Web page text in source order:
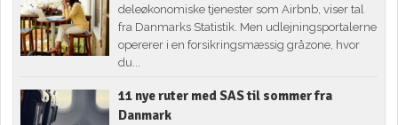
deleøkonomiske tjenester som Airbnb, viser tal
fra Danmarks Statistik. Men udlejningsportalerne
opererer i en forsikringsmæssig gråzone, hvor
du...
11 nye ruter med SAS til sommer fra
Danmark